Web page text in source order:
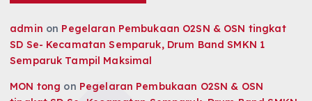
admin on Pegelaran Pembukaan O2SN & OSN tingkat
SD Se- Kecamatan Semparuk, Drum Band SMKN 1
Semparuk Tampil Maksimal
MON tong on Pegelaran Pembukaan O2SN & OSN